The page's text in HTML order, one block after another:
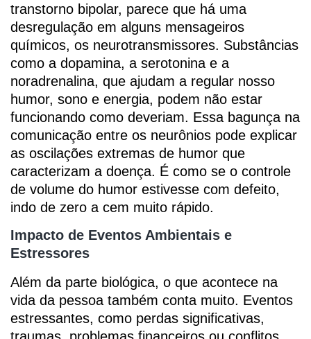
transtorno bipolar, parece que há uma
desregulação em alguns mensageiros
químicos, os neurotransmissores. Substâncias
como a dopamina, a serotonina e a
noradrenalina, que ajudam a regular nosso
humor, sono e energia, podem não estar
funcionando como deveriam. Essa bagunça na
comunicação entre os neurônios pode explicar
as oscilações extremas de humor que
caracterizam a doença. É como se o controle
de volume do humor estivesse com defeito,
indo de zero a cem muito rápido.
Impacto de Eventos Ambientais e
Estressores
Além da parte biológica, o que acontece na
vida da pessoa também conta muito. Eventos
estressantes, como perdas significativas,